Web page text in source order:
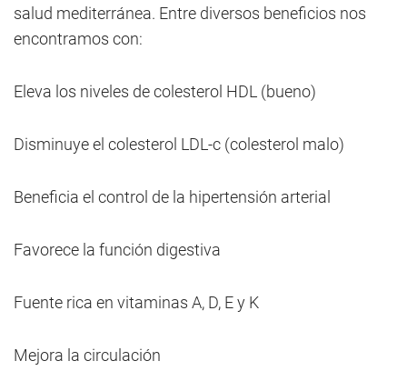
salud mediterránea. Entre diversos beneficios nos
encontramos con:
Eleva los niveles de colesterol HDL (bueno)
Disminuye el colesterol LDL-c (colesterol malo)
Beneficia el control de la hipertensión arterial
Favorece la función digestiva
Fuente rica en vitaminas A, D, E y K
Mejora la circulación